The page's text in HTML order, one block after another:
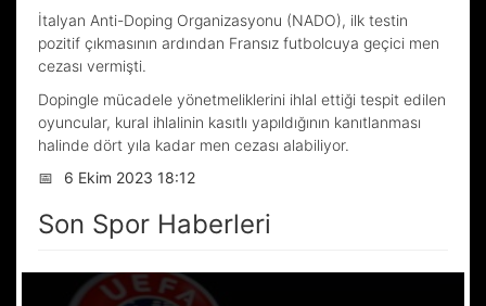
İtalyan Anti-Doping Organizasyonu (NADO), ilk testin
pozitif çıkmasının ardından Fransız futbolcuya geçici men
cezası vermişti.
Dopingle mücadele yönetmeliklerini ihlal ettiği tespit edilen
oyuncular, kural ihlalinin kasıtlı yapıldığının kanıtlanması
halinde dört yıla kadar men cezası alabiliyor.
📅
6 Ekim 2023 18:12
Son Spor Haberleri